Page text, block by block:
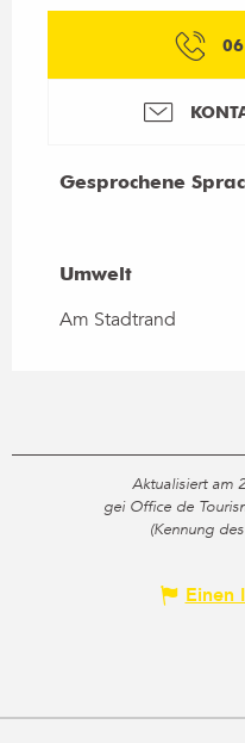
Gesprochene
Gesprochene
Umwelt
Umwelt
Am Stadtrand
Aktualisiert am
gei Office de
(Kennung
Einen